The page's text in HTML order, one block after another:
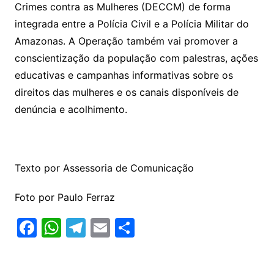
Crimes contra as Mulheres (DECCM) de forma
integrada entre a Polícia Civil e a Polícia Militar do
Amazonas. A Operação também vai promover a
conscientização da população com palestras, ações
educativas e campanhas informativas sobre os
direitos das mulheres e os canais disponíveis de
denúncia e acolhimento.
Texto por Assessoria de Comunicação
Foto por Paulo Ferraz
F W T E S